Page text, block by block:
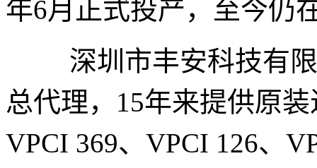
年6月正式投产，至今仍
深圳市丰安科技有限
总代理，15年来提供原
VPCI 369、VPCI 126、